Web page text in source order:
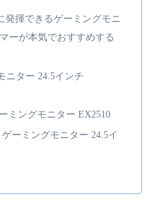
発揮できるゲーミングモニ
ーが本気でおすすめする
ニター 24.5インチ
ミングモニター EX2510
ーミングモニター 24.5イ